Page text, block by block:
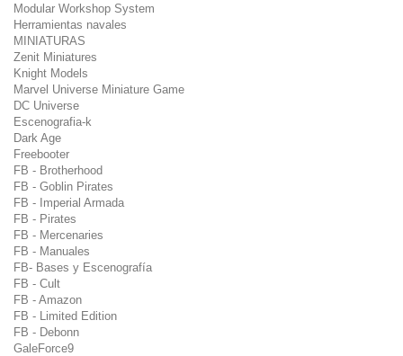
Modular Workshop System
Herramientas navales
MINIATURAS
Zenit Miniatures
Knight Models
Marvel Universe Miniature Game
DC Universe
Escenografia-k
Dark Age
Freebooter
FB - Brotherhood
FB - Goblin Pirates
FB - Imperial Armada
FB - Pirates
FB - Mercenaries
FB - Manuales
FB- Bases y Escenografía
FB - Cult
FB - Amazon
FB - Limited Edition
FB - Debonn
GaleForce9